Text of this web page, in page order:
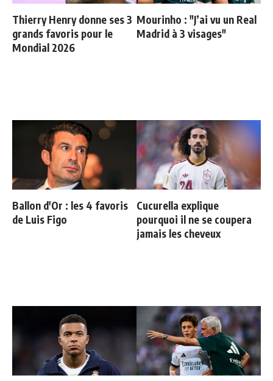
Thierry Henry donne ses 3
grands favoris pour le
Mondial 2026
Mourinho : "J’ai vu un Real
Madrid à 3 visages"
Ballon d'Or : les 4 favoris
de Luis Figo
Cucurella explique
pourquoi il ne se coupera
jamais les cheveux